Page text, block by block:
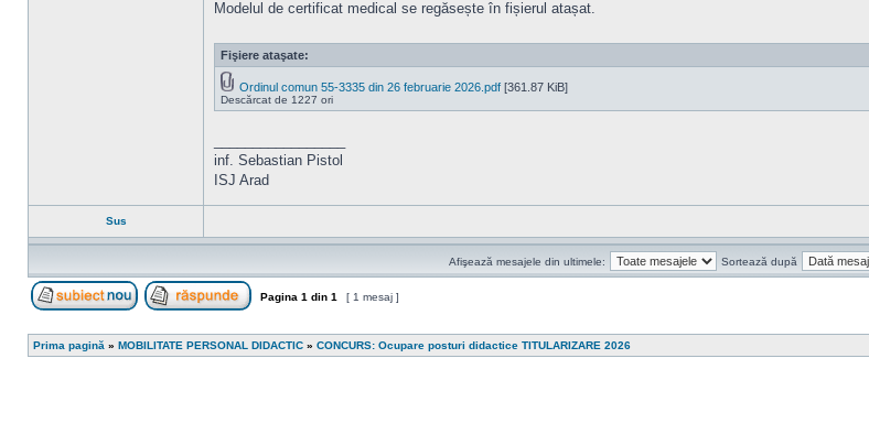
Modelul de certificat medical se regăsește în fișierul atașat.
Fişiere ataşate:
Ordinul comun 55-3335 din 26 februarie 2026.pdf [361.87 KiB]
Descărcat de 1227 ori
inf. Sebastian Pistol
ISJ Arad
Sus
Afişează mesajele din ultimele:
Sortează după
Pagina 1 din 1 [ 1 mesaj ]
Prima pagină » MOBILITATE PERSONAL DIDACTIC » CONCURS: Ocupare posturi didactice TITULARIZARE 2026